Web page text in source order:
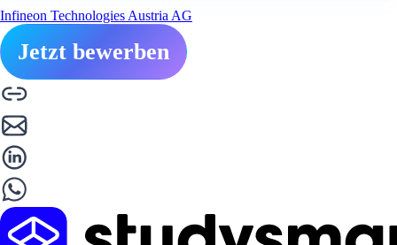
Infineon Technologies Austria AG
Jetzt bewerben